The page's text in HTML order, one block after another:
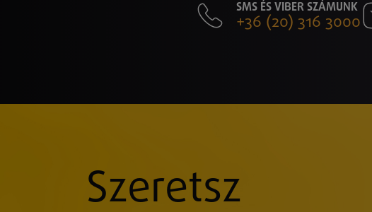
SMS ÉS VIBER SZÁMUNK
+36 (20) 316 3000
Szeretsz